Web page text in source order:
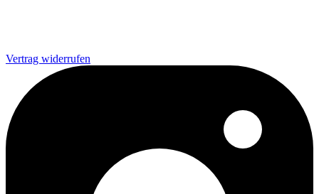
Vertrag widerrufen